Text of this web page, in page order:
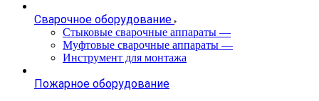
Сварочное оборудование
Стыковые сварочные аппараты —
Муфтовые сварочные аппараты —
Инструмент для монтажа
Пожарное оборудование